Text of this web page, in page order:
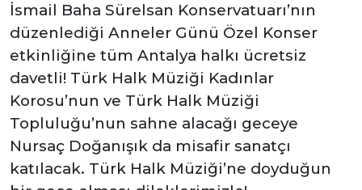
İsmail Baha Sürelsan Konservatuarı’nın
düzenlediği Anneler Günü Özel Konser
etkinliğine tüm Antalya halkı ücretsiz
davetli! Türk Halk Müziği Kadınlar
Korosu’nun ve Türk Halk Müziği
Topluluğu’nun sahne alacağı geceye
Nursaç Doğanışık da misafir sanatçı
katılacak. Türk Halk Müziği’ne doyduğun